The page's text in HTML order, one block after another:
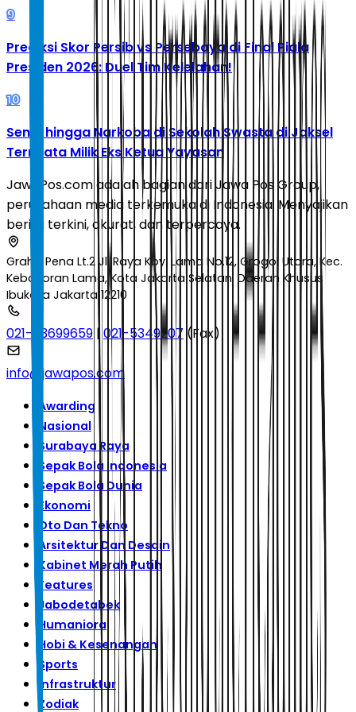
9
Prediksi Skor Persib vs Persebaya di Final Piala
Presiden 2026: Duel Tim Kelelahan!
10
Senpi hingga Narkoba di Sekolah Swasta di Jaksel
Ternyata Milik Eks Ketua Yayasan
JawaPos.com adalah bagian dari Jawa Pos Group,
perusahaan media terkemuka di Indonesia. Menyajikan
berita terkini, akurat, dan terpercaya.
Graha Pena Lt.2 Jl. Raya Kby. Lama No.12, Grogol Utara, Kec.
Kebayoran Lama, Kota Jakarta Selatan, Daerah Khusus
Ibukota Jakarta 12210
021-53699659 | 021-5349207 (Fax)
info@jawapos.com
Awarding
Nasional
Surabaya Raya
Sepak Bola Indonesia
Sepak Bola Dunia
Ekonomi
Oto Dan Tekno
Arsitektur Dan Desain
Kabinet Merah Putih
Features
Jabodetabek
Humaniora
Hobi & Kesenangan
Sports
Infrastruktur
Zodiak